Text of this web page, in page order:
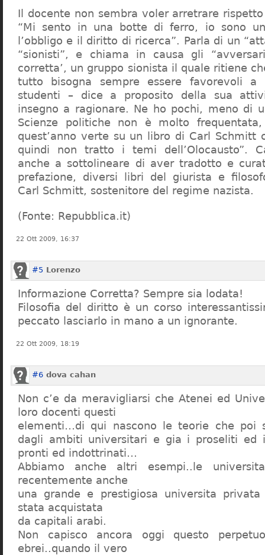
Il docente non sembra voler arretrare
“Mi sento in una botte di ferro, io sono
l’obbligo e il diritto di ricerca”. Parla di un
“sionisti”, e chiama in causa gli
corretta’, un gruppo sionista il quale ritiene
tutto bisogna sempre essere favorevoli a
studenti – dice a proposito della sua
insegno a ragionare. Ne ho pochi, meno di
Scienze politiche non è molto
quest’anno verte su un libro di Carl Schmitt
quindi non tratto i temi dell’Olocausto”.
anche a sottolineare di aver tradotto e
prefazione, diversi libri del giurista e
Carl Schmitt, sostenitore del regime nazista.
(Fonte: Repubblica.it)
22 Ott 2009, 16:37
#5 Lorenzo
Informazione Corretta? Sempre sia lodata!
Filosofia del diritto è un corso
peccato lasciarlo in mano a un ignorante.
22 Ott 2009, 18:19
#6 dova cahan
Non c’e da meravigliarsi che Atenei ed
loro docenti questi
elementi…di qui nascono le teorie che poi
dagli ambiti universitari e gia i proseliti ed
pronti ed indottrinati…
Abbiamo anche altri esempi..le
recentemente anche
una grande e prestigiosa universita
stata acquistata
da capitali arabi.
Non capisco ancora oggi questo
ebrei..quando il vero